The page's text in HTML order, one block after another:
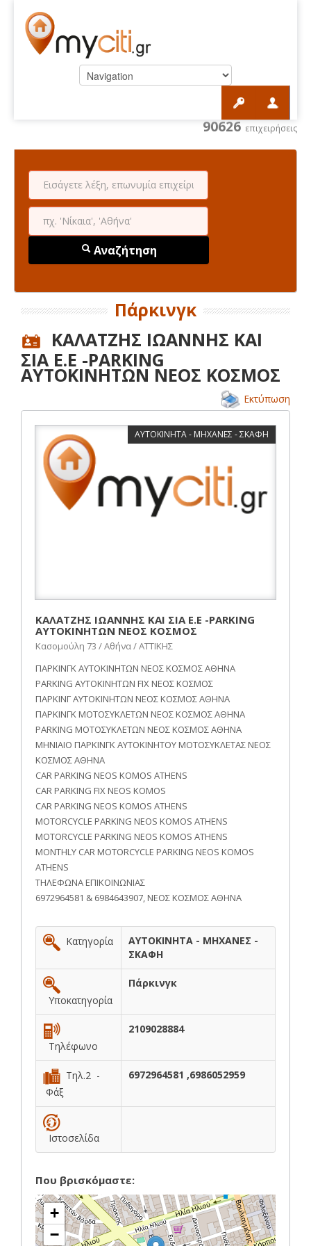
90626 επιχειρήσεις
Αναζήτηση
Πάρκινγκ
ΚΑΛΑΤΖΗΣ ΙΩΑΝΝΗΣ ΚΑΙ
ΣΙΑ Ε.Ε -PARKING
ΑΥΤΟΚΙΝΗΤΩΝ ΝΕΟΣ ΚΟΣΜΟΣ
Εκτύπωση
ΑΥΤΟΚΙΝΗΤΑ - ΜΗΧΑΝΕΣ - ΣΚΑΦΗ
ΚΑΛΑΤΖΗΣ ΙΩΑΝΝΗΣ ΚΑΙ ΣΙΑ Ε.Ε -PARKING
ΑΥΤΟΚΙΝΗΤΩΝ ΝΕΟΣ ΚΟΣΜΟΣ
Κασομούλη 73 / Αθήνα / ΑΤΤΙΚΗΣ
ΠΑΡΚΙΝΓΚ ΑΥΤΟΚΙΝΗΤΩΝ ΝΕΟΣ ΚΟΣΜΟΣ ΑΘΗΝΑ
PARKING ΑΥΤΟΚΙΝΗΤΩΝ FIX ΝΕΟΣ ΚΟΣΜΟΣ
ΠΑΡΚΙΝΓ ΑΥΤΟΚΙΝΗΤΩΝ ΝΕΟΣ ΚΟΣΜΟΣ ΑΘΗΝΑ
ΠΑΡΚΙΝΓΚ ΜΟΤΟΣΥΚΛΕΤΩΝ ΝΕΟΣ ΚΟΣΜΟΣ ΑΘΗΝΑ
PARKING ΜΟΤΟΣΥΚΛΕΤΩΝ ΝΕΟΣ ΚΟΣΜΟΣ ΑΘΗΝΑ
ΜΗΝΙΑΙΟ ΠΑΡΚΙΝΓΚ ΑΥΤΟΚΙΝΗΤΟΥ ΜΟΤΟΣΥΚΛΕΤΑΣ ΝΕΟΣ
ΚΟΣΜΟΣ ΑΘΗΝΑ
CAR PARKING NEOS KOMOS ATHENS
CAR PARKING FIX NEOS KOMOS
CAR PARKING NEOS KOMOS ATHENS
MOTORCYCLE PARKING NEOS KOMOS ATHENS
MOTORCYCLE PARKING NEOS KOMOS ATHENS
MONTHLY CAR MOTORCYCLE PARKING NEOS KOMOS
ATHENS
ΤΗΛΕΦΩΝΑ ΕΠΙΚΟΙΝΩΝΙΑΣ
6972964581 & 6984643907, ΝΕΟΣ ΚΟΣΜΟΣ ΑΘΗΝΑ
Κατηγορία
ΑΥΤΟΚΙΝΗΤΑ - ΜΗΧΑΝΕΣ -
ΣΚΑΦΗ
Υποκατηγορία
Πάρκινγκ
Τηλέφωνο
2109028884
Τηλ.2 -
Φάξ
6972964581 ,6986052959
Ιστοσελίδα
Που βρισκόμαστε:
+
−